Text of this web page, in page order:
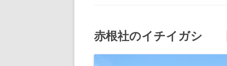
赤根社のイチイガシ